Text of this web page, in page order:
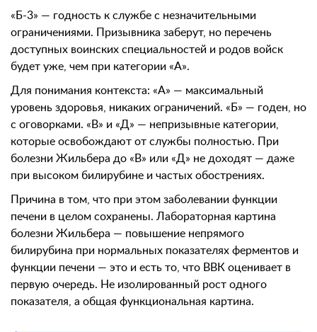
«Б-3» — годность к службе с незначительными
ограничениями. Призывника заберут, но перечень
доступных воинских специальностей и родов войск
будет уже, чем при категории «А».
Для понимания контекста: «А» — максимальный
уровень здоровья, никаких ограничений. «Б» — годен, но
с оговорками. «В» и «Д» — непризывные категории,
которые освобождают от службы полностью. При
болезни Жильбера до «В» или «Д» не доходят — даже
при высоком билирубине и частых обострениях.
Причина в том, что при этом заболевании функции
печени в целом сохранены. Лабораторная картина
болезни Жильбера — повышение непрямого
билирубина при нормальных показателях ферментов и
функции печени — это и есть то, что ВВК оценивает в
первую очередь. Не изолированный рост одного
показателя, а общая функциональная картина.